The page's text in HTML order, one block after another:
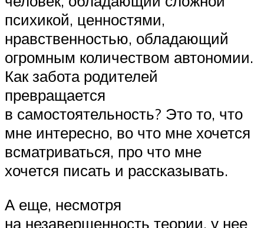
психикой, ценностями,
нравственностью, обладающий
огромным количеством автономии.
Как забота родителей
превращается
в самостоятельность? Это то, что
мне интересно, во что мне хочется
всматриваться, про что мне
хочется писать и рассказывать.
А еще, несмотря
на незавершенность теории, у нее